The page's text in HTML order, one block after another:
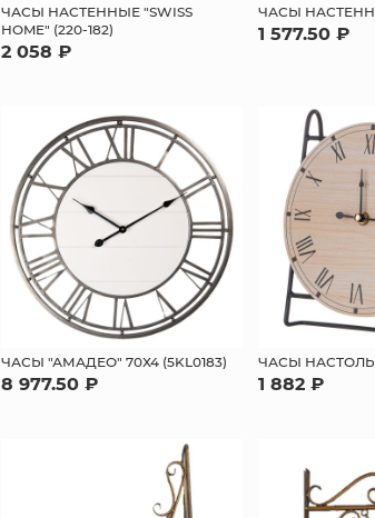
ЧАСЫ НАСТЕННЫЕ "SWISS
HOME" (220-182)
2 058 ₽
ЧАСЫ
1 577.50 ₽
ЧАСЫ "АМАДЕО" 70Х4 (5KL0183)
8 977.50 ₽
ЧАСЫ
1 882 ₽